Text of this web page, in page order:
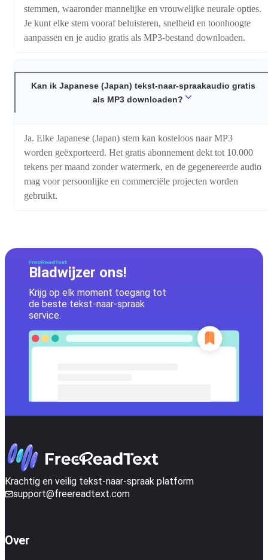
stemmen, waaronder mannelijke en vrouwelijke neurale opties.
Je kunt elke stem vooraf beluisteren, snelheid en toonhoogte
aanpassen en je audio gratis als MP3-bestand downloaden.
Kan ik Japanese (Japan) tekst-naar-spraakaudio gratis
als MP3 downloaden?
Ja. Elke Japanese (Japan) stem kan kosteloos naar MP3
worden geëxporteerd. Het gratis abonnement dekt tot 10.000
tekens per maand zonder watermerk, en de gegenereerde audio
mag voor persoonlijke en commerciële projecten worden
gebruikt.
Bladwijzer ons!
Krijg op elk moment toegang tot
de beste tekst-naar-spraak
service.
Krachtig en veilig tekst-naar-spraak platform
support@freereadtext.com
Over